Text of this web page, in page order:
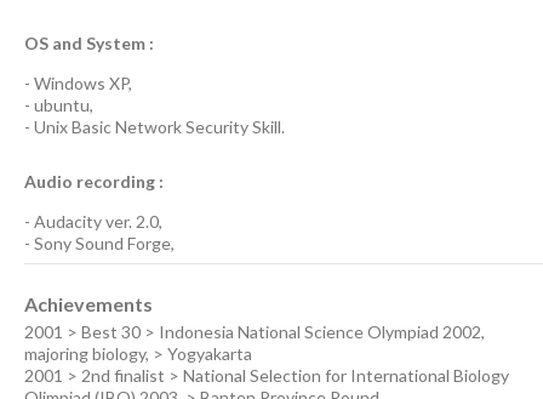
OS and System :
- Windows XP,
- ubuntu,
- Unix Basic Network SecuritySkill.
Audio recording :
- Audacity ver. 2.0,
- Sony Sound Forge,
Achievements
2001 > Best 30 > Indonesia National Science Olympiad 2002,
majoring biology, > Yogyakarta
2001 > 2nd finalist > National Selection for International Biology